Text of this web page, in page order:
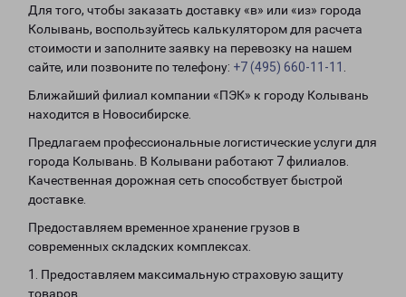
Для того, чтобы заказать доставку «в» или «из» города
Колывань, воспользуйтесь калькулятором для расчета
стоимости и заполните заявку на перевозку на нашем
сайте, или позвоните по телефону: +7 (495) 660-11-11
Ближайший филиал компании «ПЭК» к городу Колывань
находится в Новосибирске.
Предлагаем профессиональные логистические услуги для
города Колывань. В Колывани работают 7 филиалов.
Качественная дорожная сеть способствует быстрой
доставке.
Предоставляем временное хранение грузов в
современных складских комплексах.
1. Предоставляем максимальную страховую защиту
товаров.